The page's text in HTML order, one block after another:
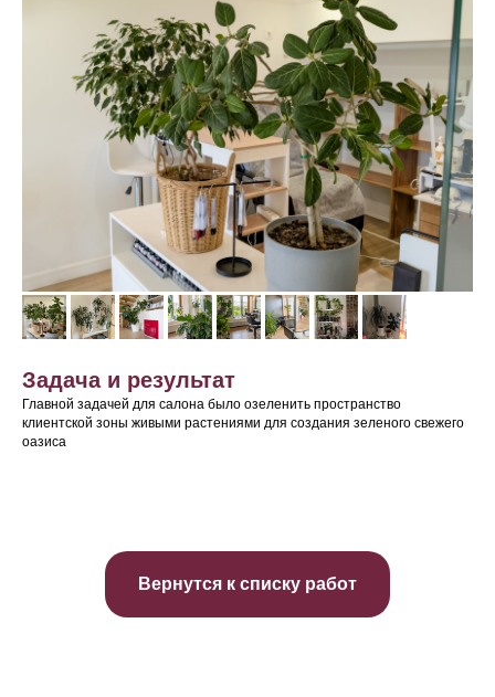
Задача и результат
Главной задачей для салона было озеленить пространство
клиентской зоны живыми растениями для создания зеленого свежего
оазиса
Вернутся к списку работ